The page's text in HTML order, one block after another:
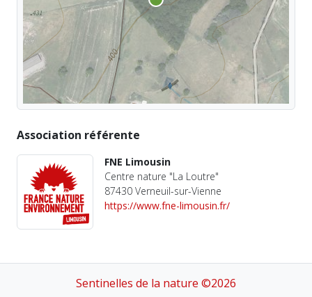
Association référente
FNE Limousin
Centre nature "La Loutre"
87430 Verneuil-sur-Vienne
https://www.fne-limousin.fr/
Sentinelles de la nature ©2026